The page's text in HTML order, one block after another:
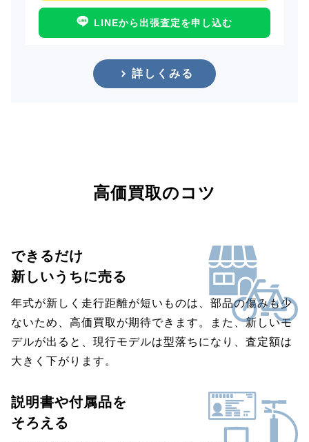
LINEから出張査定を申し込む
詳しくみる
高価買取のコツ
できるだけ
新しいうちに売る
年式が新しく走行距離が短いものは、部品の傷みも少
ないため、高価買取が期待できます。また、新しいモ
デルが出ると、現行モデルは型落ちになり、査定額は
大きく下がります。
説明書や付属品を
そろえる